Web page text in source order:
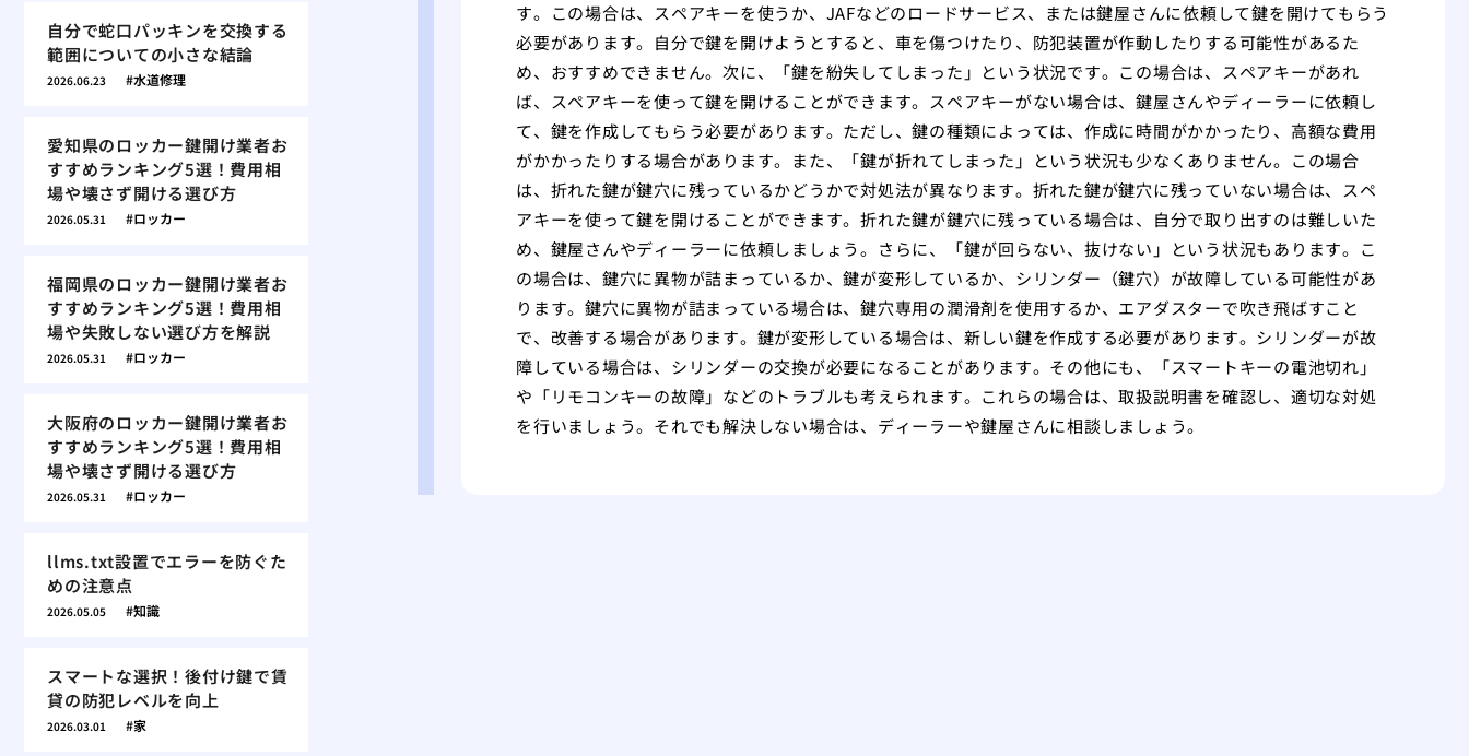
す。この場合は、スペアキーを使うか、JAFなどのロードサービス、または鍵屋さんに依頼して鍵を開けてもらう
必要があります。自分で鍵を開けようとすると、車を傷つけたり、防犯装置が作動したりする可能性があるた
め、おすすめできません。次に、「鍵を紛失してしまった」という状況です。この場合は、スペアキーがあれ
ば、スペアキーを使って鍵を開けることができます。スペアキーがない場合は、鍵屋さんやディーラーに依頼し
て、鍵を作成してもらう必要があります。ただし、鍵の種類によっては、作成に時間がかかったり、高額な費用
がかかったりする場合があります。また、「鍵が折れてしまった」という状況も少なくありません。この場合
は、折れた鍵が鍵穴に残っているかどうかで対処法が異なります。折れた鍵が鍵穴に残っていない場合は、スペ
アキーを使って鍵を開けることができます。折れた鍵が鍵穴に残っている場合は、自分で取り出すのは難しいた
め、鍵屋さんやディーラーに依頼しましょう。さらに、「鍵が回らない、抜けない」という状況もあります。こ
の場合は、鍵穴に異物が詰まっているか、鍵が変形しているか、シリンダー（鍵穴）が故障している可能性があ
ります。鍵穴に異物が詰まっている場合は、鍵穴専用の潤滑剤を使用するか、エアダスターで吹き飛ばすこと
で、改善する場合があります。鍵が変形している場合は、新しい鍵を作成する必要があります。シリンダーが故
障している場合は、シリンダーの交換が必要になることがあります。その他にも、「スマートキーの電池切れ」
や「リモコンキーの故障」などのトラブルも考えられます。これらの場合は、取扱説明書を確認し、適切な対処
を行いましょう。それでも解決しない場合は、ディーラーや鍵屋さんに相談しましょう。
自分で蛇口パッキンを交換する
範囲についての小さな結論
2026.06.23 水道修理
愛知県のロッカー鍵開け業者お
すすめランキング5選！費用相
場や壊さず開ける選び方
2026.05.31 ロッカー
福岡県のロッカー鍵開け業者お
すすめランキング5選！費用相
場や失敗しない選び方を解説
2026.05.31 ロッカー
大阪府のロッカー鍵開け業者お
すすめランキング5選！費用相
場や壊さず開ける選び方
2026.05.31 ロッカー
llms.txt設置でエラーを防ぐた
めの注意点
2026.05.05 知識
スマートな選択！後付け鍵で賃
貸の防犯レベルを向上
2026.03.01 家